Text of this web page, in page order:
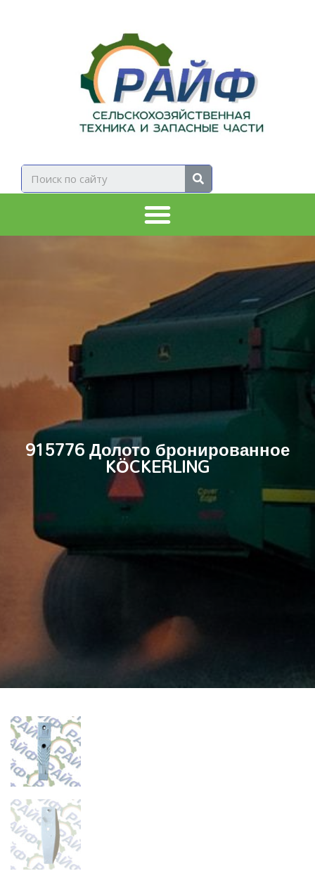
915776 Долото бронированное
KÖCKERLING